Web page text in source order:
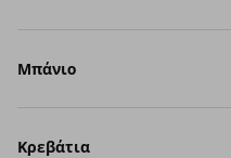
Μπάνιο
Κρεβάτια